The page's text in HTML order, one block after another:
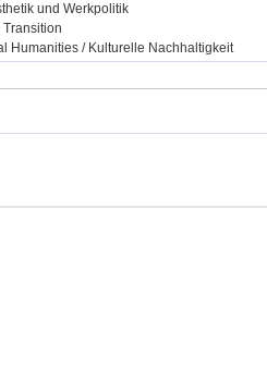
und Werkpolitik
Transition
Humanities / Kulturelle Nachhaltigkeit